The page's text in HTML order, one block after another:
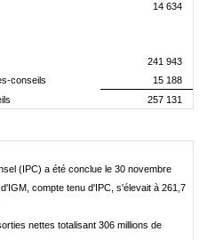
14 634
241 943
conseils
15 188
257 131
(IPC) a été conclue le 30 novembre
compte tenu d'IPC, s'élevait à 261,7
nettes totalisant 306 millions de